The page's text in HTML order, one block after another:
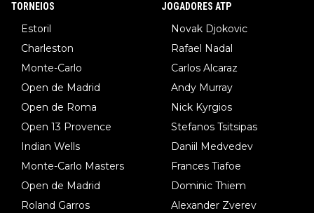
TORNEIOS
Estoril
Charleston
Monte-Carlo
Open de Madrid
Open de Roma
Open 13 Provence
Indian Wells
Monte-Carlo Masters
Open de Madrid
Roland Garros
JOGADORES ATP
Novak Djokovic
Rafael Nadal
Carlos Alcaraz
Andy Murray
Nick Kyrgios
Stefanos Tsitsipas
Daniil Medvedev
Frances Tiafoe
Dominic Thiem
Alexander Zverev